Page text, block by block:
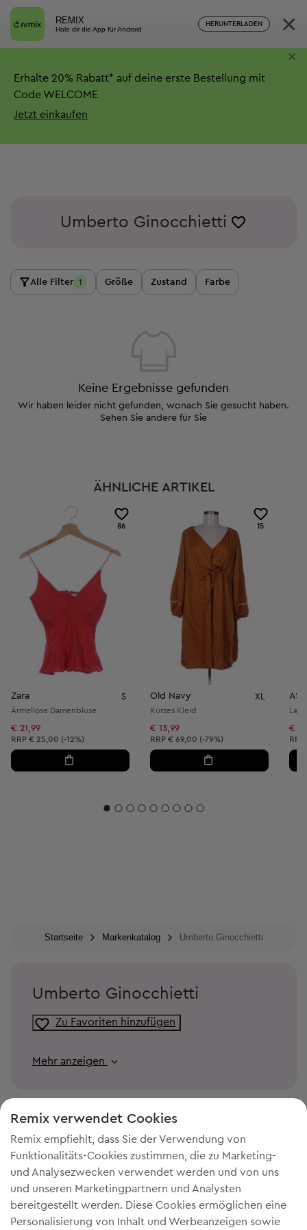
REMIX
Hole dir die App für Android
HERUNTERLADEN ×
Erhalte 20% Rabatt* auf deine erste Bestellung mit
Code WELCOME
Jetzt einkaufen
×
Umberto Ginocchietti
Alle Filter 1 Größe Zustand Farbe
Keine Ergebnisse gefunden
Wir haben leider nicht gefunden, wonach Sie gesucht haben.
Sehen Sie andere für Sie
ÄHNLICHE ARTIKEL
86
Zara S
Ärmellose Damenbluse
€ 21,99
Unverbindliche Preisempfehlung:
RRP € 25,00 (-12%)
15
Old Navy XL
Kurzes Kleid
€ 13,99
Unverbindliche Preisempfehlung:
RRP € 69,00 (-79%)
€
RRP
Startseite Markenkatalog Umberto Ginocchietti
Umberto Ginocchietti
Zu Favoriten hinzufügen
Mehr anzeigen
DU BRAUCHST MEHR PLATZ IN
Remix verwendet Cookies
Remix empfiehlt, dass Sie der Verwendung von
Funktionalitäts-Cookies zustimmen, die zu Marketing-
und Analysezwecken verwendet werden und von uns
und unseren Marketingpartnern und Analysten
bereitgestellt werden. Diese Cookies ermöglichen eine
Personalisierung von Inhalt und Werbeanzeigen sowie